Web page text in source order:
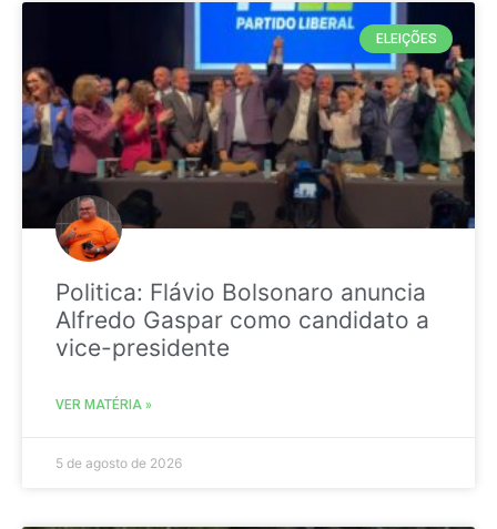
ELEIÇÕES
Politica: Flávio Bolsonaro anuncia
Alfredo Gaspar como candidato a
vice-presidente
VER MATÉRIA »
5 de agosto de 2026